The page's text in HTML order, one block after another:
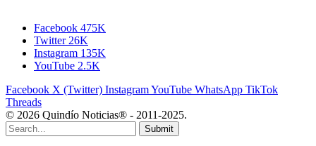
Facebook 475K
Twitter 26K
Instagram 135K
YouTube 2.5K
Facebook X (Twitter) InstagramYouTube WhatsApp TikTok
Threads
© 2026 Quindío Noticias® - 2011-2025.
Submit